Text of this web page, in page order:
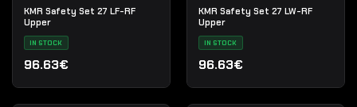
KMR Safety Set 27 LF-RF
Upper
IN STOCK
96.63€
KMR Safety Set 27 LW-RF
Upper
IN STOCK
96.63€